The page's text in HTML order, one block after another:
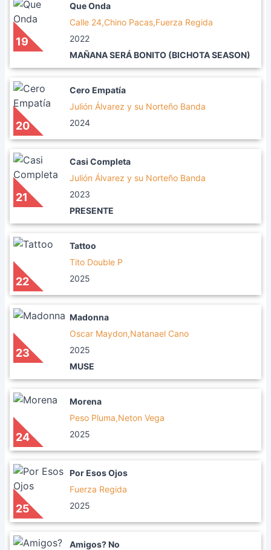
19
Que Onda
Calle 24,Chino Pacas,Fuerza Regida
2022
MAÑANA SERÁ BONITO (BICHOTA SEASON)
20
Cero Empatía
Julión Álvarez y su Norteño Banda
2024
21
Casi Completa
Julión Álvarez y su Norteño Banda
2023
PRESENTE
22
Tattoo
Tito Double P
2025
23
Madonna
Oscar Maydon,Natanael Cano
2025
MUSE
24
Morena
Peso Pluma,Neton Vega
2025
25
Por Esos Ojos
Fuerza Regida
2025
Amigos? No